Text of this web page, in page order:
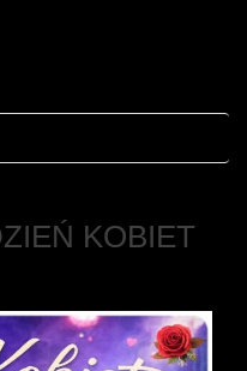
KOBIET